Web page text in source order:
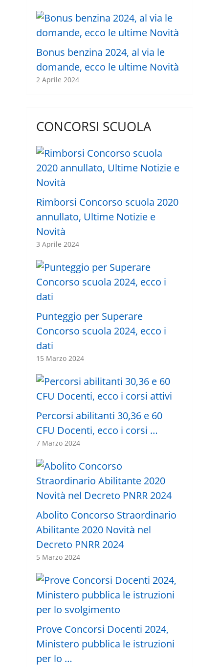
Bonus benzina 2024, al via le
domande, ecco le ultime Novità
2 Aprile 2024
CONCORSI SCUOLA
Rimborsi Concorso scuola 2020
annullato, Ultime Notizie e
Novità
3 Aprile 2024
Punteggio per Superare
Concorso scuola 2024, ecco i
dati
15 Marzo 2024
Percorsi abilitanti 30,36 e 60
CFU Docenti, ecco i corsi …
7 Marzo 2024
Abolito Concorso Straordinario
Abilitante 2020 Novità nel
Decreto PNRR 2024
5 Marzo 2024
Prove Concorsi Docenti 2024,
Ministero pubblica le istruzioni
per lo …